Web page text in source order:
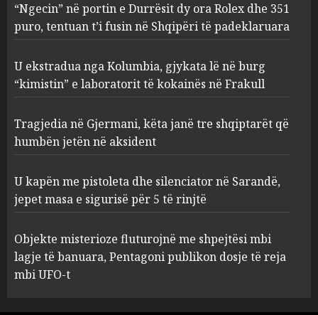
2
gjykata lë në burg “kimistin” e
laboratorit të kokainës në
Frakull
janë tre shqiptarët që humbën
jetën në aksident
AUGUST 8, 2026
4
silenciator në Sarandë, jepet
masa e sigurisë për 5 të rinjtë
“Ngecin” në portin e Durrësit dy ora Rolex dhe 351
puro, tentuan t’i fusin në Shqipëri të padeklaruara
U ekstradua nga Kolumbia, gjykata lë në burg
“kimistin” e laboratorit të kokainës në Frakull
Tragjedia në Gjermani, këta janë tre shqiptarët që
humbën jetën në aksident
U kapën me pistoleta dhe silenciator në Sarandë,
jepet masa e sigurisë për 5 të rinjtë
Objekte misterioze fluturojnë me shpejtësi mbi
lagje të banuara, Pentagoni publikon dosje të reja
mbi UFO-t